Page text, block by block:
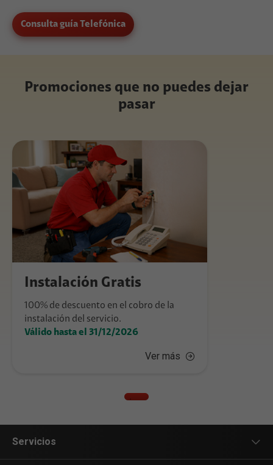
Consulta guía Telefónica
Promociones que no puedes dejar
pasar
Instalación Gratis
100% de descuento en el cobro de la
instalación del servicio.
Válido hasta el 31/12/2026
Ver más
Servicios